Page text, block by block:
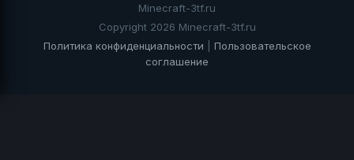
Minecraft-3tf.ru
Copyright 2026 Minecraft-3tf.ru
Политика конфиденциальности
Пользовательское
соглашение